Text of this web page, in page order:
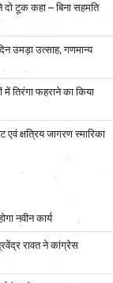
दो टूक कहा – बिना सहमति
उमड़ा उत्साह, गणमान्य
तिरंगा फहराने का किया
क्षत्रिय जागरण स्मारिका
नवीन कार्य
रावत ने कांग्रेस